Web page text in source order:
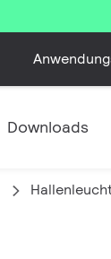
Downloads